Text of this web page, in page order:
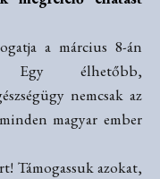
a március 8-án
Egy élhetőbb,
nemcsak az
magyar ember
Támogassuk azokat,